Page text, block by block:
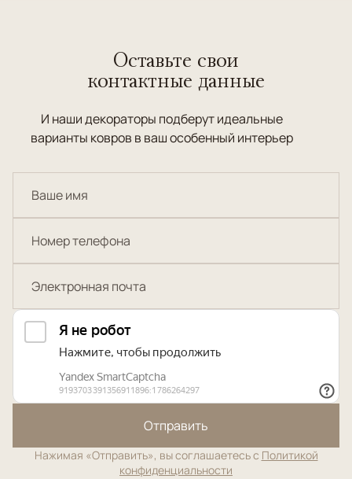
Оставьте свои
контактные данные
И наши декораторы подберут идеальные
варианты ковров в ваш особенный интерьер
Отправить
Нажимая «Отправить», вы соглашаетесь с Политикой
конфиденциальности